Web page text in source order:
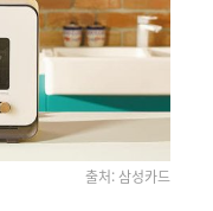
출처: 삼성카드